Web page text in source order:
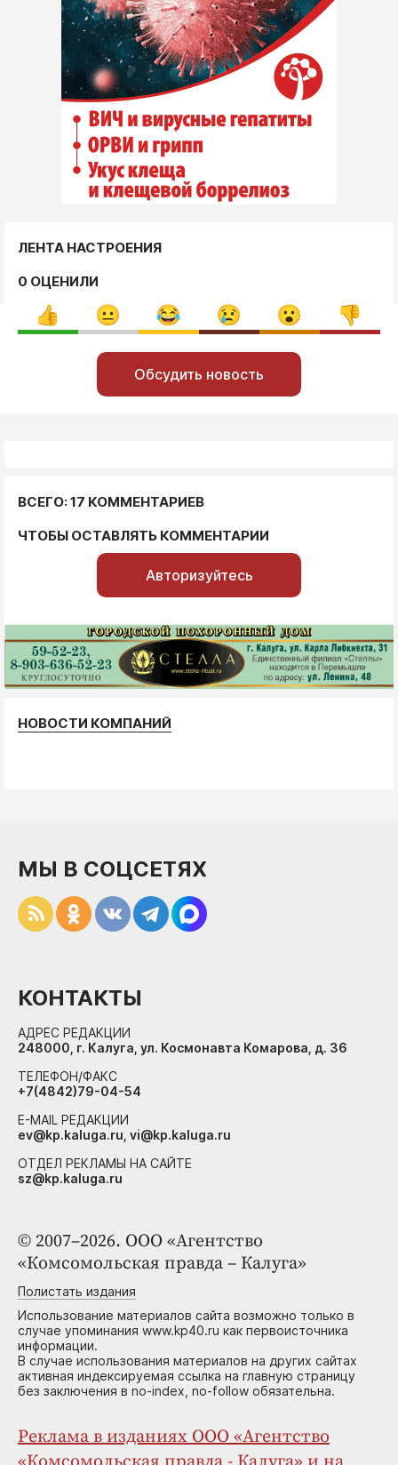
ЛЕНТА НАСТРОЕНИЯ
0 ОЦЕНИЛИ
Обсудить новость
ВСЕГО: 17 КОММЕНТАРИЕВ
ЧТОБЫ ОСТАВЛЯТЬ КОММЕНТАРИИ
Авторизуйтесь
НОВОСТИ КОМПАНИЙ
© 2007–2026. ООО «Агентство
«Комсомольская правда – Калуга»
Полистать издания
Использование материалов сайта возможно только в
случае упоминания www.kp40.ru как первоисточника
информации.
В случае использования материалов на других сайтах
активная индексируемая ссылка на главную страницу
без заключения в no-index, no-follow обязательна.
Реклама в изданиях ООО «Агентство
МЫ В СОЦСЕТЯХ
КОНТАКТЫ
АДРЕС РЕДАКЦИИ
248000, г. Калуга, ул. Космонавта Комарова, д. 36
ТЕЛЕФОН/ФАКС
+7(4842)79-04-54
E-MAIL РЕДАКЦИИ
ev@kp.kaluga.ru, vi@kp.kaluga.ru
ОТДЕЛ РЕКЛАМЫ НА САЙТЕ
sz@kp.kaluga.ru